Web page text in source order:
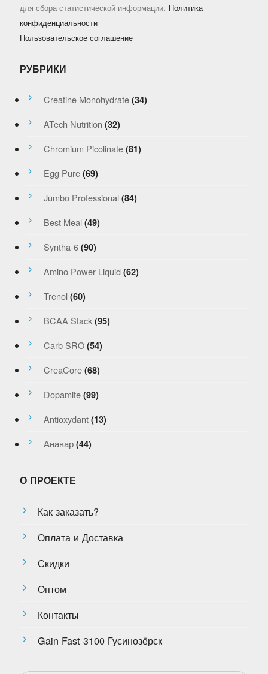
для сбора статистической информации. Политика
конфиденциальности
Пользовательское соглашение
РУБРИКИ
Creatine Monohydrate (34)
ATech Nutrition (32)
Chromium Picolinate (81)
Egg Pure (69)
Jumbo Professional (84)
Best Meal (49)
Syntha-6 (90)
Amino Power Liquid (62)
Trenol (60)
BCAA Stack (95)
Carb SRO (54)
CreaCore (68)
Dopamite (99)
Antioxydant (13)
Анавар (44)
О ПРОЕКТЕ
Как заказать?
Оплата и Доставка
Скидки
Оптом
Контакты
Gain Fast 3100 Гусинозёрск